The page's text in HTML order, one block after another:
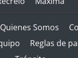
Quienes Somos
Reglas de